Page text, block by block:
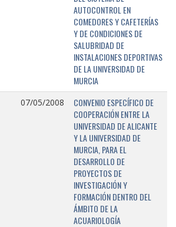
AUTOCONTROL EN
COMEDORES Y CAFETERÍAS
Y DE CONDICIONES DE
SALUBRIDAD DE
INSTALACIONES DEPORTIVAS
DE LA UNIVERSIDAD DE
MURCIA
07/05/2008
CONVENIO ESPECÍFICO DE
COOPERACIÓN ENTRE LA
UNIVERSIDAD DE ALICANTE
Y LA UNIVERSIDAD DE
MURCIA, PARA EL
DESARROLLO DE
PROYECTOS DE
INVESTIGACIÓN Y
FORMACIÓN DENTRO DEL
ÁMBITO DE LA
ACUARIOLOGÍA